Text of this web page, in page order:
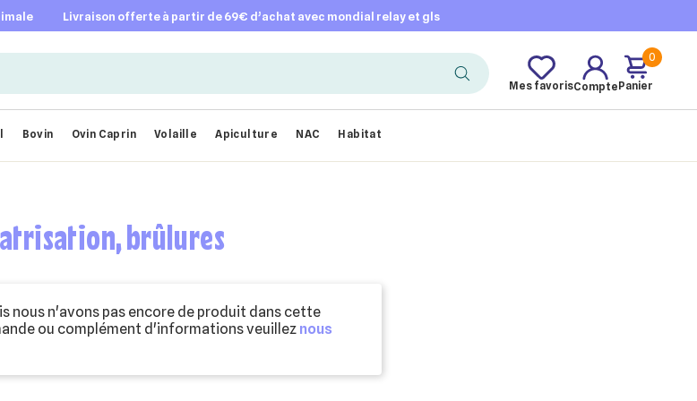
livraison offerte à partir de 69€ d’achat avec mondial relay et gls
Mes favorisCompte
0
Panier
Bovin Ovin Caprin Volaille Apiculture NAC Habitat
brûlures
nous n'avons pas encore de produit dans cette
ou complément d'informations veuillez nous